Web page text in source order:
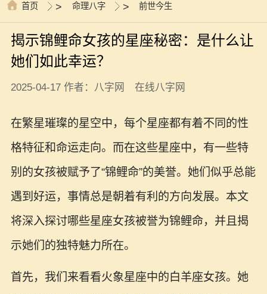
首页 > 命理八字 > 前世今生
揭示锦鲤命女孩的星座秘密：是什么让
她们如此幸运？
2025-04-17 作者：八字网 在线八字网
在繁星璀璨的星空中，每个星座都有着不同的性
格特征和命运走向。而在这些星座中，有一些特
别的女孩被赋予了“锦鲤命”的美誉。她们似乎总能
遇到好运，事情总是朝着有利的方向发展。本文
将深入探讨哪些星座女孩被誉为锦鲤命，并且揭
示她们的独特魅力所在。
首先，我们来看看火象星座中的白羊座女孩。她